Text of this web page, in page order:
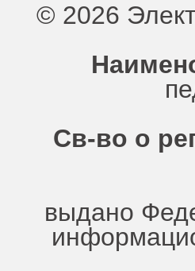
© 2026
Св-во о
выдано